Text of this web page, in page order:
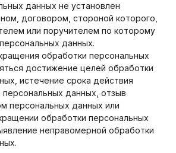
данных не установлен
договором, стороной которого,
или поручителем по которому
данных.
обработки персональных
достижение целей обработки
истечение срока действия
персональных данных, отзыв
персональных данных или
обработки персональных
неправомерной обработки